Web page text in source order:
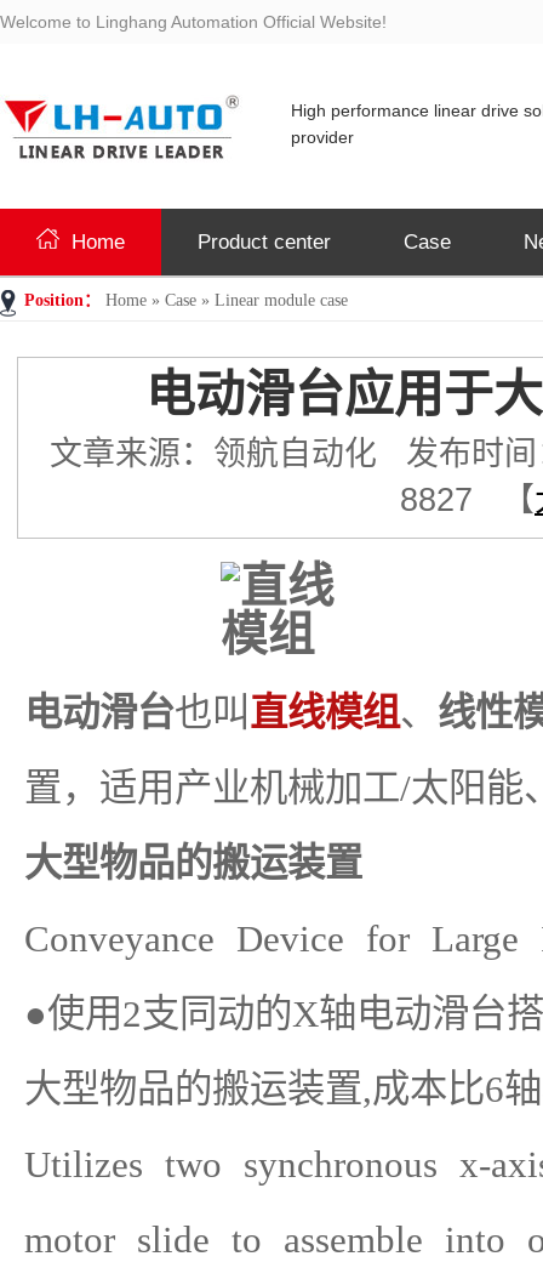
Welcome to Linghang Automation Official Website!
High performance linear drive
provider
Home Product center Case
Position： Home » Case » Linear module case
电动滑台应用于
文章来源：领航自动化 发布时
8827 【
电动滑台也叫直线模组、 线性
置，适用产业机械加工/太阳能
大型物品的搬运装置
Conveyance Device for Large
●使用2支同动的X轴电动滑台
大型物品的搬运装置,成本比6
Utilizes two synchronous x-
motor slide to assemble into